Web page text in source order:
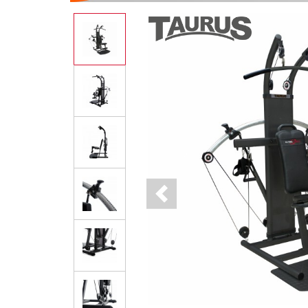
Previous